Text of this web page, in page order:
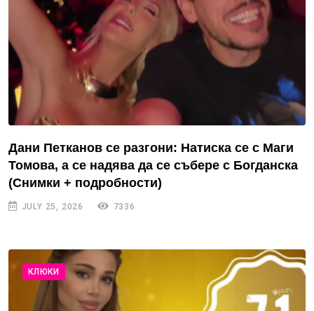
Дани Петканов се разгони: Натиска се с Маги
Томова, а се надява да се събере с Богданска
(Снимки + подробности)
JULY 25, 2026 7336
КЛЮКИ